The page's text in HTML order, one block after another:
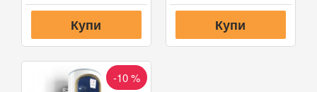
Купи Купи
-10 %